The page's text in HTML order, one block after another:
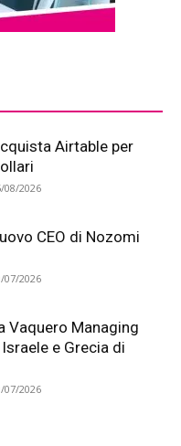
Airtable per
08/2026
CEO di Nozomi
07/2026
Vaquero Managing
e Grecia di
07/2026